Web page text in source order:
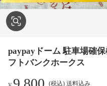
paypayドーム 駐車場確
フトバンクホークス
(税込) 送料込み